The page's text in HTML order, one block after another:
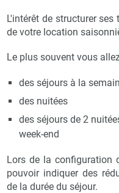
L'intérêt de structurer
de votre location
Le plus souvent vous
des séjours à la
des nuitées
des séjours de 2
week-end
Lors de la configuration
pouvoir indiquer des
de la durée du séjour.